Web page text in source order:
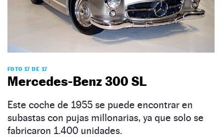
FOTO 17 DE 17
Mercedes-Benz 300 SL
Este coche de 1955 se puede encontrar en
subastas con pujas millonarias, ya que solo se
fabricaron 1.400 unidades.